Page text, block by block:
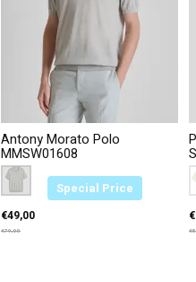
Special Price
Antony Morato Polo
MMSW01608
Color: — Grijs 1013
Grijs 1013
€49,00
€79,00